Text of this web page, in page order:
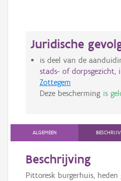
Juridische
is deel van de
stads- of dorpsgezicht,
Zottegem
Deze bescherming is
ALGEMEEN
Beschrijving
Pittoresk burgerhuis,